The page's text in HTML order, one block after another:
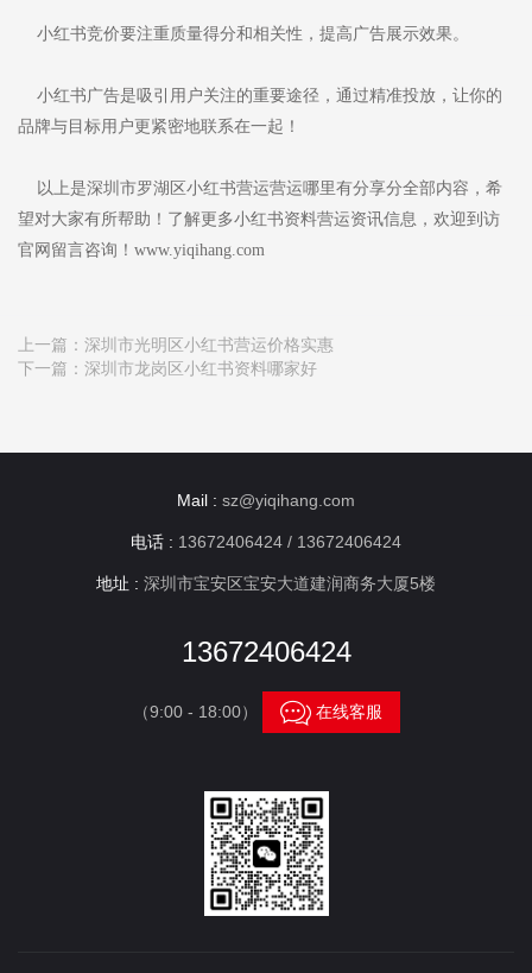
小红书竞价要注重质量得分和相关性，提高广告展示效果。
小红书广告是吸引用户关注的重要途径，通过精准投放，让你的
品牌与目标用户更紧密地联系在一起！
以上是深圳市罗湖区小红书营运营运哪里有分享分全部内容，希
望对大家有所帮助！了解更多小红书资料营运资讯信息，欢迎到访
官网留言咨询！www.yiqihang.com
上一篇： 深圳市光明区小红书营运价格实惠
下一篇： 深圳市龙岗区小红书资料哪家好
Mail : sz@yiqihang.com
电话 : 13672406424 / 13672406424
地址 : 深圳市宝安区宝安大道建润商务大厦5楼
13672406424
（9:00 - 18:00） 在线客服